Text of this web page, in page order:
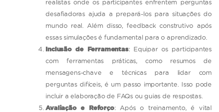
realistas onde os participantes enfrentem perguntas
desafiadoras ajuda a prepará-los para situações do
mundo real. Além disso, feedback construtivo após
essas simulações é fundamental para o aprendizado.
Inclusão de Ferramentas: Equipar os participantes
com ferramentas práticas, como resumos de
mensagens-chave e técnicas para lidar com
perguntas difíceis, é um passo importante. Isso pode
incluir a elaboração de FAQs ou guias de respostas.
Avaliação e Reforço: Após o treinamento, é vital